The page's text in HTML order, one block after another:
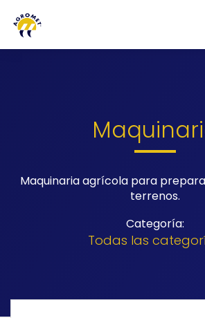
Maquinaria agrícola para
terrenos.
Categoría:
Todas las